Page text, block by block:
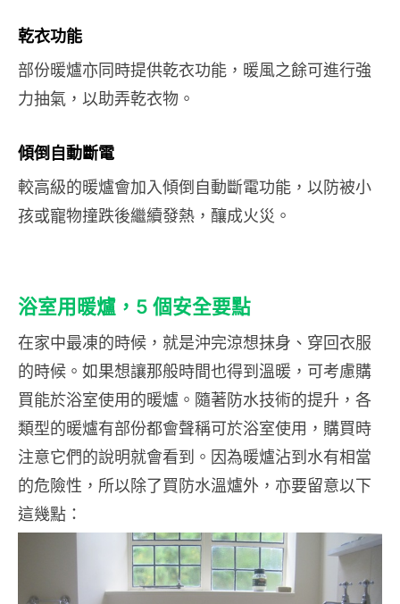
乾衣功能
部份暖爐亦同時提供乾衣功能，暖風之餘可進行強
力抽氣，以助弄乾衣物。
傾倒自動斷電
較高級的暖爐會加入傾倒自動斷電功能，以防被小
孩或寵物撞跌後繼續發熱，釀成火災。
浴室用暖爐，5 個安全要點
在家中最凍的時候，就是沖完涼想抹身、穿回衣服
的時候。如果想讓那般時間也得到溫暖，可考慮購
買能於浴室使用的暖爐。隨著防水技術的提升，各
類型的暖爐有部份都會聲稱可於浴室使用，購買時
注意它們的說明就會看到。因為暖爐沾到水有相當
的危險性，所以除了買防水溫爐外，亦要留意以下
這幾點：